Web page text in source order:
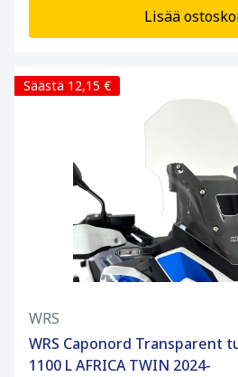
Lisää
Säästä 12,15 €
WRS
WRS Caponord Transparent
1100 L AFRICA TWIN 2024-